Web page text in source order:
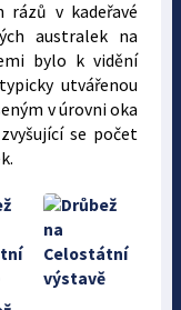
rázů v kadeřavé
australek na
bylo k vidění
utvářenou
v úrovni oka
se počet